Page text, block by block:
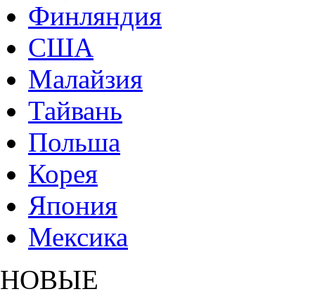
Финляндия
США
Малайзия
Тайвань
Польша
Корея
Япония
Мексика
НОВЫЕ